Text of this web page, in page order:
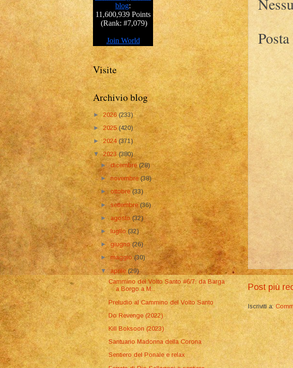
Post più
Iscriviti a:
Visite
Archivio blog
► 2026(233)
►2025(420)
►2024 (371)
▼2023(380)
►dicembre(28)
►novembre(38)
►ottobre(33)
►settembre(36)
►agosto(32)
►luglio(32)
►giugno(26)
►maggio(30)
▼aprile(29)
Cammino del Volto Santo #6/7: da Barga
a Borgo a M...
Preludio al Cammino del Volto Santo
Do Revenge (2022)
Kill Boksoon (2023)
Santuario Madonna della Corona
Sentiero del Ponale e relax